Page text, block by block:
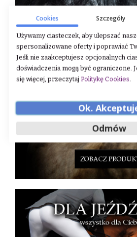
Cookies Szczegóły
Używamy ciasteczek, aby ulepszać
spersonalizowane oferty i poprawiać
Jeśli nie zaakceptujesz opcjonalnych
doświadczenia mogą być ograniczone.
się więcej, przeczytaj Politykę Cookies.
Ok.
Odmów